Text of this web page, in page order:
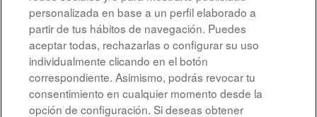
Aviso legal
Accesibilidad
personalizada en base a un perfil elaborado a
partir de tus hábitos de navegación. Puedes
aceptar todas, rechazarlas o configurar su uso
individualmente clicando en el botón
correspondiente. Asimismo, podrás revocar tu
consentimiento en cualquier momento desde la
opción de configuración. Si deseas obtener